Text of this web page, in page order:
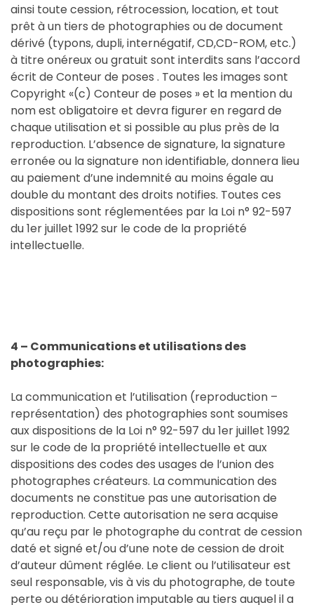
ainsi toute cession, rétrocession, location, et tout
prêt à un tiers de photographies ou de document
dérivé (typons, dupli, internégatif, CD,CD-ROM, etc.)
à titre onéreux ou gratuit sont interdits sans l’accord
écrit de Conteur de poses . Toutes les images sont
Copyright «(c) Conteur de poses » et la mention du
nom est obligatoire et devra figurer en regard de
chaque utilisation et si possible au plus près de la
reproduction. L’absence de signature, la signature
erronée ou la signature non identifiable, donnera lieu
au paiement d’une indemnité au moins égale au
double du montant des droits notifies. Toutes ces
dispositions sont réglementées par la Loi n° 92-597
du 1er juillet 1992 sur le code de la propriété
intellectuelle.
4 – Communications et utilisations des
photographies:
La communication et l’utilisation (reproduction –
représentation) des photographies sont soumises
aux dispositions de la Loi n° 92-597 du 1er juillet 1992
sur le code de la propriété intellectuelle et aux
dispositions des codes des usages de l’union des
photographes créateurs. La communication des
documents ne constitue pas une autorisation de
reproduction. Cette autorisation ne sera acquise
qu’au reçu par le photographe du contrat de cession
daté et signé et/ou d’une note de cession de droit
d’auteur dûment réglée. Le client ou l’utilisateur est
seul responsable, vis à vis du photographe, de toute
perte ou détérioration imputable au tiers auquel il a